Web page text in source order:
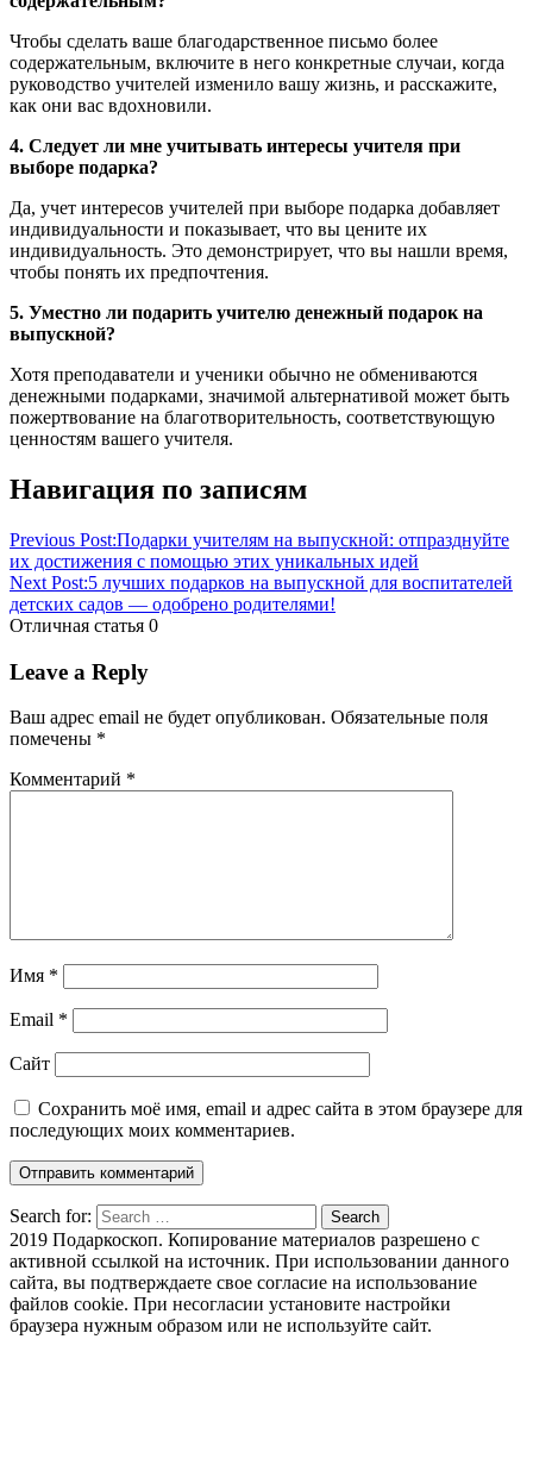
Чтобы сделать ваше благодарственное письмо более
содержательным, включите в него конкретные случаи, когда
руководство учителей изменило вашу жизнь, и расскажите,
как они вас вдохновили.
4. Следует ли мне учитывать интересы учителя при
выборе подарка?
Да, учет интересов учителей при выборе подарка добавляет
индивидуальности и показывает, что вы цените их
индивидуальность. Это демонстрирует, что вы нашли время,
чтобы понять их предпочтения.
5. Уместно ли подарить учителю денежный подарок на
выпускной?
Хотя преподаватели и ученики обычно не обмениваются
денежными подарками, значимой альтернативой может быть
пожертвование на благотворительность, соответствующую
ценностям вашего учителя.
Навигация по записям
Previous Post:Подарки учителям на выпускной: отпразднуйте
их достижения с помощью этих уникальных идей
Next Post:5 лучших подарков на выпускной для воспитателей
детских садов — одобрено родителями!
Отличная статья 0
Leave a Reply
Ваш адрес email не будет опубликован. Обязательные поля
помечены *
Комментарий *
Имя *
Email *
Сайт
Сохранить моё имя, email и адрес сайта в этом браузере для
последующих моих комментариев.
Search for: Search
2019 Подаркоскоп. Копирование материалов разрешено с
активной ссылкой на источник. При использовании данного
сайта, вы подтверждаете свое согласие на использование
файлов cookie. При несогласии установите настройки
браузера нужным образом или не используйте сайт.